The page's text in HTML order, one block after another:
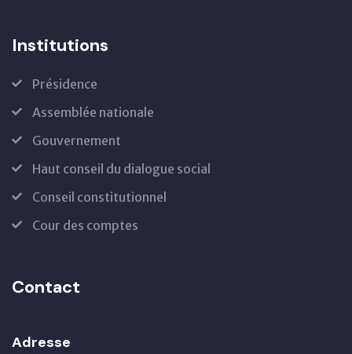
Institutions
Présidence
Assemblée nationale
Gouvernement
Haut conseil du dialogue social
Conseil constitutionnel
Cour des comptes
Contact
Adresse